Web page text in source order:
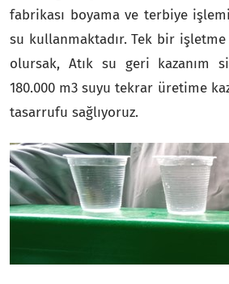
fabrikası boyama ve terbiye
su kullanmaktadır. Tek bir
olursak, Atık su geri kazanım
180.000 m3 suyu tekrar üretime
tasarrufu sağlıyoruz.